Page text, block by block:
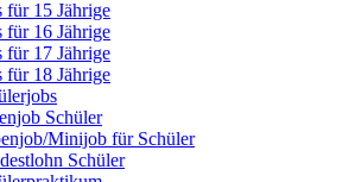
für 15 Jährige
für 16 Jährige
für 17 Jährige
für 18 Jährige
Schüler
Minijob für Schüler
Schüler